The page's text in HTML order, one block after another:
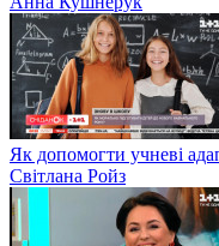
Як допомогти учневі
Світлана Ройз